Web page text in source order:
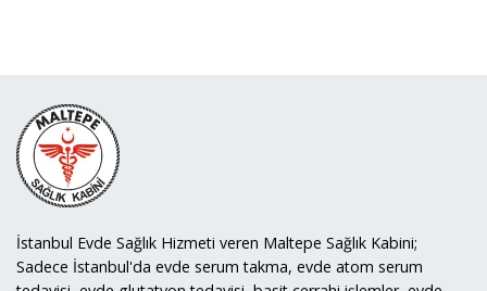
İstanbul Evde Sağlık Hizmeti veren Maltepe Sağlık Kabini;
Sadece İstanbul'da evde serum takma, evde atom serum